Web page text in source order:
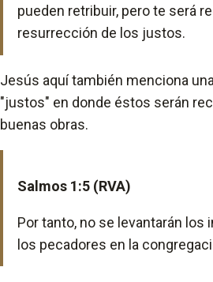
pueden retribuir, pero te será
resurrección de los justos.
Jesús aquí también menciona
"justos" en donde éstos serán
buenas obras.
Salmos 1:5 (RVA)
Por tanto, no se levantarán los
los pecadores en la